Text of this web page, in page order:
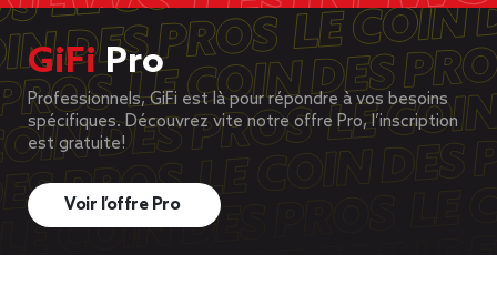
GiFiPro
Professionnels, GiFi est là pour répondre à vos besoins
spécifiques. Découvrez vite notre offre Pro, l’inscription
est gratuite!
Voir l’offre Pro